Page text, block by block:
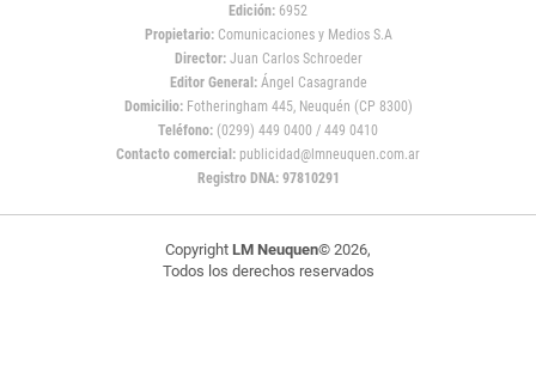
Edición: 6952
Propietario:Comunicaciones y Medios S.A
Director: Juan Carlos Schroeder
Editor General:Ángel Casagrande
Domicilio:Fotheringham 445, Neuquén (CP 8300)
Teléfono: (0299) 449 0400 / 449 0410
Contacto comercial: publicidad@lmneuquen.com.ar
Registro DNA: 97810291
Copyright LM Neuquen© 2026,
Todos los derechos reservados